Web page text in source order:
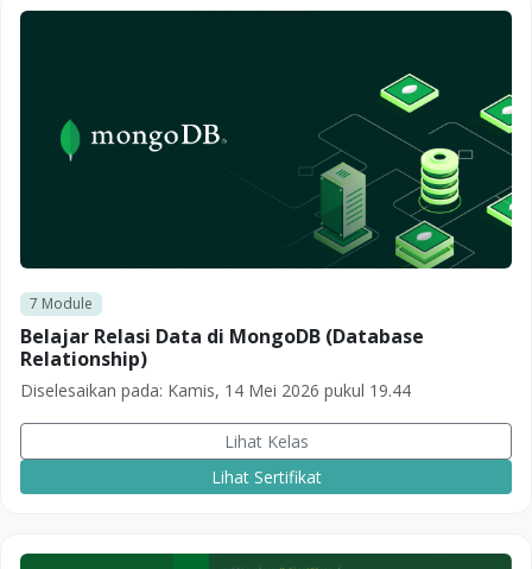
7 Module
Belajar Relasi Data di MongoDB (Database
Relationship)
Diselesaikan pada: Kamis, 14 Mei 2026 pukul 19.44
Lihat Kelas
Lihat Sertifikat